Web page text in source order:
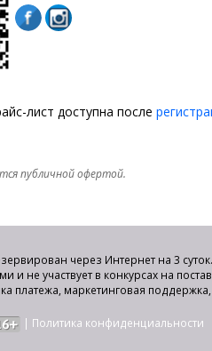
лист доступна после
публичной офертой.
через Интернет на 3
не участвует в конкурсах на
платежа, маркетинговая
| Политика конфиденциальности